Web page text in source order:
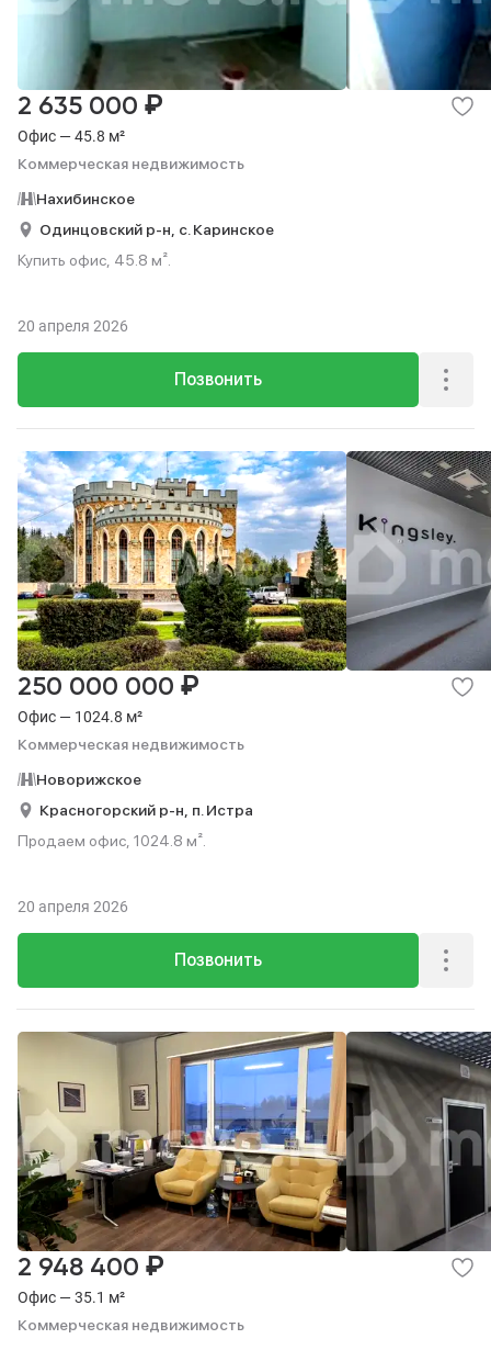
Офис — 45.8 м²
Коммерческая недвижимость
2 635 000 ₽
Нахибинское
Одинцовский р-н, с. Каринское
Купить офис, 45.8 м².
Позвонить
20 апреля 2026
Офис — 1024.8 м²
Коммерческая недвижимость
250 000 000 ₽
Новорижское
Красногорский р-н, п. Истра
Продаем офис, 1024.8 м².
Позвонить
20 апреля 2026
Офис — 35.1 м²
Коммерческая недвижимость
2 948 400 ₽